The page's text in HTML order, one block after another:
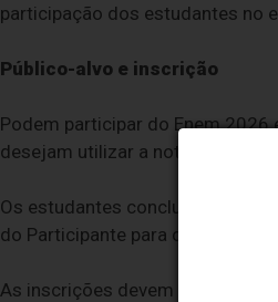
participação dos estudantes no
Público-alvo e inscrição
Podem participar do Enem
desejam utilizar a nota para
Os estudantes concluintes da
do Participante para confirmar
As inscrições devem ser